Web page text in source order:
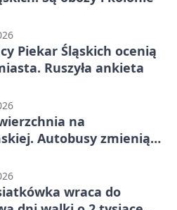
Piekar Śląskich ocenią
Ruszyła ankieta
na
Autobusy zmienią
wraca do